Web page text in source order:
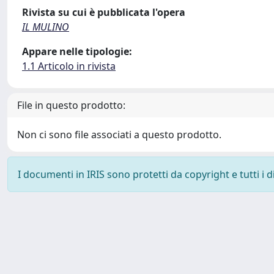
Rivista su cui è pubblicata l'opera
IL MULINO
Appare nelle tipologie:
1.1 Articolo in rivista
File in questo prodotto:
Non ci sono file associati a questo prodotto.
I documenti in IRIS sono protetti da copyright e tutti i